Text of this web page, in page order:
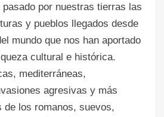
pasado por nuestras tierras las
y pueblos llegados desde
mundo que nos han aportado
cultural e histórica.
mediterráneas,
agresivas y más
de los romanos, suevos,